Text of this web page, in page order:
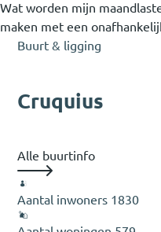
Wat worden mijn
maken met een
Buurt & ligging
Cruquius
Alle buurtinfo
Aantal inwoners 1830